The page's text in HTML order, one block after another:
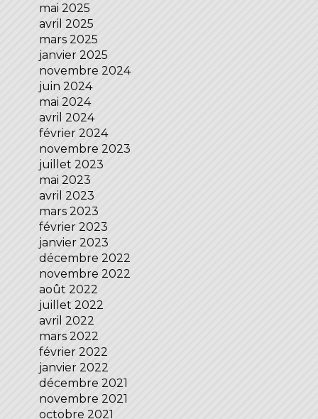
mai 2025
avril 2025
mars 2025
janvier 2025
novembre 2024
juin 2024
mai 2024
avril 2024
février 2024
novembre 2023
juillet 2023
mai 2023
avril 2023
mars 2023
février 2023
janvier 2023
décembre 2022
novembre 2022
août 2022
juillet 2022
avril 2022
mars 2022
février 2022
janvier 2022
décembre 2021
novembre 2021
octobre 2021